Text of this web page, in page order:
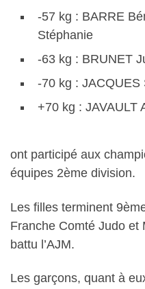
-57 kg : BARRE
Stéphanie
-63 kg : BRUNET
-70 kg : JACQUES
+70 kg : JAVAULT
ont participé aux
équipes 2ème division.
Les filles terminent
Franche Comté Judo et
battu l’AJM.
Les garçons, quant à